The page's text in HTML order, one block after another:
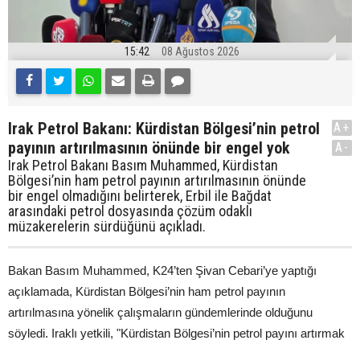
15:42 08 Ağustos 2026
Irak Petrol Bakanı: Kürdistan Bölgesi’nin petrol
payının artırılmasının önünde bir engel yok
Irak Petrol Bakanı Basım Muhammed, Kürdistan
Bölgesi’nin ham petrol payının artırılmasının önünde
bir engel olmadığını belirterek, Erbil ile Bağdat
arasındaki petrol dosyasında çözüm odaklı
müzakerelerin sürdüğünü açıkladı.
A+
A-
Bakan Basım Muhammed, K24’ten Şivan Cebari’ye yaptığı
açıklamada, Kürdistan Bölgesi’nin ham petrol payının
artırılmasına yönelik çalışmaların gündemlerinde olduğunu
söyledi. Iraklı yetkili, "Kürdistan Bölgesi’nin petrol payını artırmak